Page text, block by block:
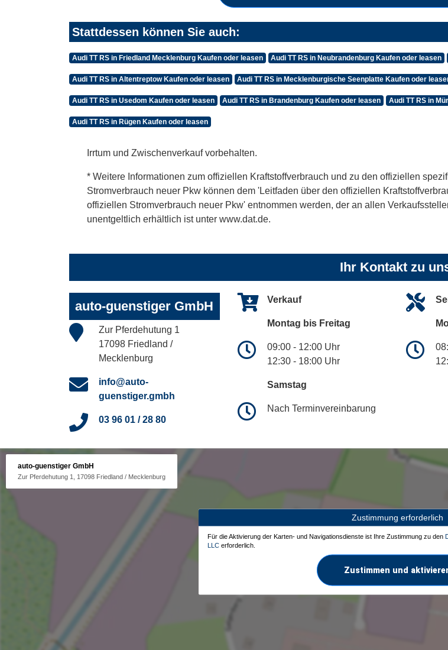
Stattdessen können Sie auch:
Audi TT RS in Friedland Mecklenburg Kaufen oder leasen Audi TT RS in Neubrandenburg Kaufen oder leasen
Audi TT RS in Altentreptow Kaufen oder leasen Audi TT RS in Mecklenburgische Seenplatte Kaufen oder
Audi TT RS in Usedom Kaufen oder leasen Audi TT RS in Brandenburg Kaufen oder leasen Audi TT RS in
Audi TT RS in Rügen Kaufen oder leasen
Irrtum und Zwischenverkauf vorbehalten.
* Weitere Informationen zum offiziellen Kraftstoffverbrauch und zu den offiziellen
Stromverbrauch neuer Pkw können dem 'Leitfaden über den offiziellen
offiziellen Stromverbrauch neuer Pkw' entnommen werden, der an allen
unentgeltlich erhältlich ist unter www.dat.de.
Ihr Kontakt zu
auto-guenstiger GmbH
Zur Pferdehutung 1
17098 Friedland /
Mecklenburg
info@auto-
guenstiger.gmbh
03 96 01 / 28 80
Verkauf
Montag bis Freitag
09:00 - 12:00 Uhr
12:30 - 18:00 Uhr
Samstag
Nach Terminvereinbarung
auto-guenstiger GmbH
Zur Pferdehutung 1, 17098 Friedland / Mecklenburg
Zustimmung erforderlich
Für die Aktivierung der Karten- und Navigationsdienste ist Ihre Zustimmung zu den
LLC erforderlich.
Zustimmen und